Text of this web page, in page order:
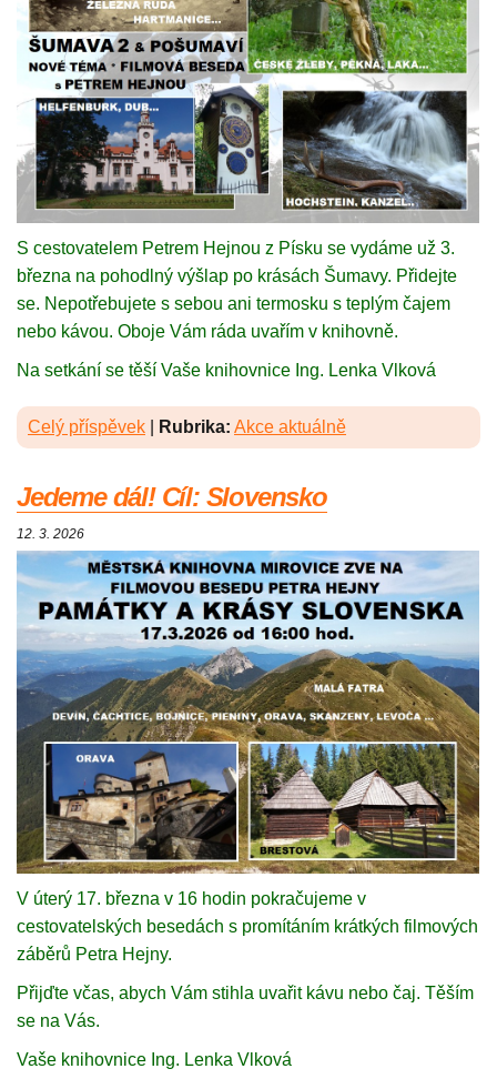
S cestovatelem Petrem Hejnou z Písku se vydáme už 3.
března na pohodlný výšlap po krásách Šumavy. Přidejte
se. Nepotřebujete s sebou ani termosku s teplým čajem
nebo kávou. Oboje Vám ráda uvařím v knihovně.
Na setkání se těší Vaše knihovnice Ing. Lenka Vlková
Celý příspěvek Rubrika: Akce aktuálně
Jedeme dál! Cíl: Slovensko
12. 3. 2026
V úterý 17. března v 16 hodin pokračujeme v
cestovatelských besedách s promítáním krátkých filmových
záběrů Petra Hejny.
Přijďte včas, abych Vám stihla uvařit kávu nebo čaj. Těším
se na Vás.
Vaše knihovnice Ing. Lenka Vlková